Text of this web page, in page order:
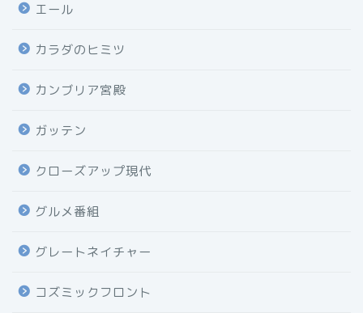
エール
カラダのヒミツ
カンブリア宮殿
ガッテン
クローズアップ現代
グルメ番組
グレートネイチャー
コズミックフロント